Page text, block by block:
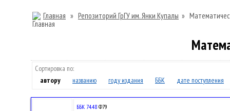
Главная » Репозиторий ГрГУ им. Янки Купалы »
Сортировка по:
автору
названию году издания ББК дате поступления
ББК 74.48 Ф79